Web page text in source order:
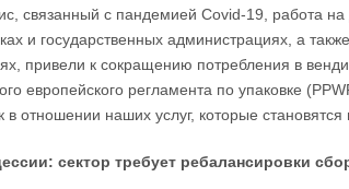
связанный с пандемией Covid-19, работа на
и государственных администрациях, а
привели к сокращению потребления в
европейского регламента по упаковке
в отношении наших услуг, которые
сектор требует ребалансировки